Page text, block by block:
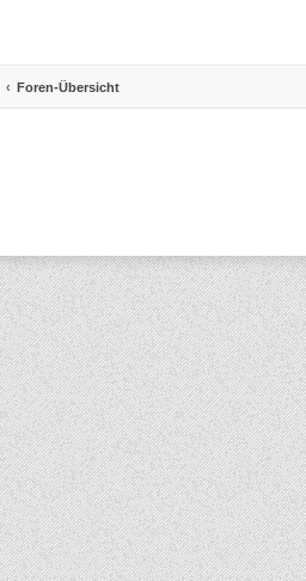
Foren-Übersicht